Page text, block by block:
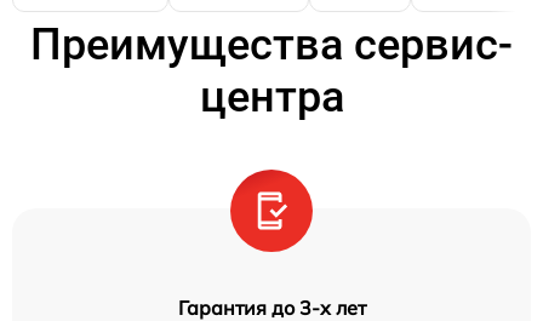
Преимущества сервис-
центра
Гарантия до 3-х лет